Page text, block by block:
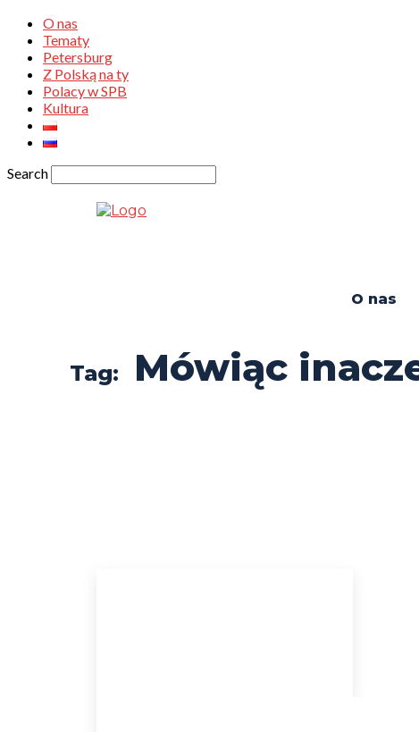
O nas
Tematy
Petersburg
Z Polską na ty
Polacy w SPB
Kultura
Search
O nas
Tag: Mówiąc